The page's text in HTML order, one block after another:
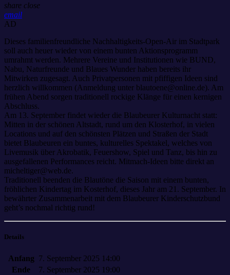
share close
email
AD
Dieses familienfreundliche Nachhaltigkeits-Open-Air im Stadtpark
soll auch heuer wieder von einem bunten Aktionsprogramm
umrahmt werden. Mehrere Vereine und Institutionen wie BUND,
Nabu, Naturfreunde und Blaues Wunder haben bereits ihr
Mitwirken zugesagt. Auch Privatpersonen mit pfiffigen Ideen sind
herzlich willkommen (Anmeldung unter blautoene@online.de). Am
frühen Abend sorgen traditionell rockige Klänge für einen kernigen
Abschluss.
Am 13. September findet wieder die Blaubeurer Kulturnacht statt:
Mitten in der schönen Altstadt, rund um den Klosterhof, in vielen
Locations und auf den schönsten Plätzen und Straßen der Stadt
bietet Blaubeuren ein buntes, kulturelles Spektakel, welches von
Livemusik über Akrobatik, Feuershow, Spiel und Tanz, bis hin zu
ausgefallenen Performances reicht. Mitmach-Ideen bitte direkt an
micheltiger@web.de.
Traditionell beenden die Blautöne die Saison mit einem bunten,
fröhlichen Kindertag im Kosterhof, dieses Jahr am 21. September. In
bewährter Zusammenarbeit mit dem Blaubeurer Kinderschutzbund
geht’s nochmal richtig rund!
Details
Anfang 7. September 2025 14:00
Ende
7. September 2025 19:00